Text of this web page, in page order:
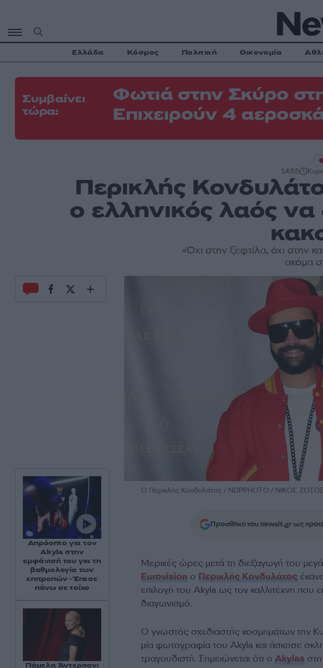
περιεχόμενο
Ελλάδα Κόσμος Πολιτική Οικονομία
Συμβαίνει
τώρα:
Φωτιά στην Σκύρο
Επιχειρούν 4
14:55
Περικλής
ο ελληνικός λαός να
«Όχι στην ξεφτίλα, όχι στην
ακόμα
O Περικλής Κονδυλάτος / NDPPHOTO / ΝΙΚΟΣ
Προσθήκη του newsit.gr ως
Μερικές ώρες μετά τη διεξαγωγή του
Eurovision ο Περικλής Κονδυλάτος
επιλογή του Akyla ως τον καλλιτέχνη
διαγωνισμό.
Ο γνωστός σχεδιαστής κοσμημάτων την
μία φωτογραφία του Akyla και άσκησε
τραγουδιστή. Σημειώνεται ότι ο Akylas
Απρόοπτο για τον
Akyla στην
εμφάνισή του για τη
βαθμολογία των
επιτροπών - Έπεσε
πάνω σε τοίχο
Πάμελα Άντερσον: